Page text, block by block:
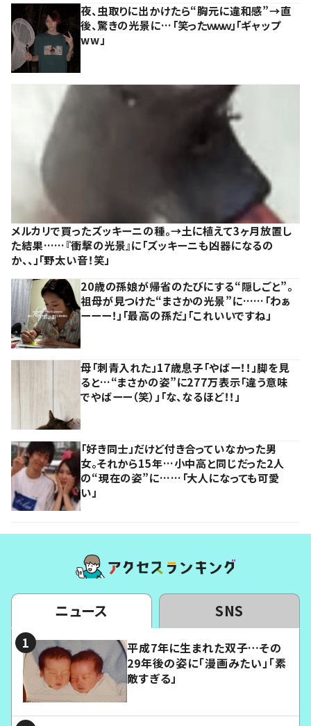
夜、虫取りに出かけたら“胸元に違和感”→直
後、驚きの光景に…「笑ったｗｗｗ」「ギャップ
ww」
メルカリで買ったズッキーニの種。→土に植えて3ヶ月放置し
た結果……『衝撃の光景』に「ズッキーニも凶器になるの
か、、」「野太い音！笑」
20歳の孫娘が帰省のたびにする“隠しごと”。
祖母が見つけた“まさかの光景”に……「わぁ
ーーー！」「最高の孫だ」「これいいですね」
母「刺青入れた」17歳息子「やばー！！」脚を見
ると…“まさかの姿”に277万表示「違う意味
でやばーー（笑）」「な、なるほど！！」
「好き同士」だけど付き合っていなかった男
女。それから15年…小中高と同じだった2人
の“現在の姿”に……「大人になっても可愛
い」
ニュース SNS
平成7年に生まれた双子…その
29年後の姿に「漫画みたい」「素
敵すぎる」